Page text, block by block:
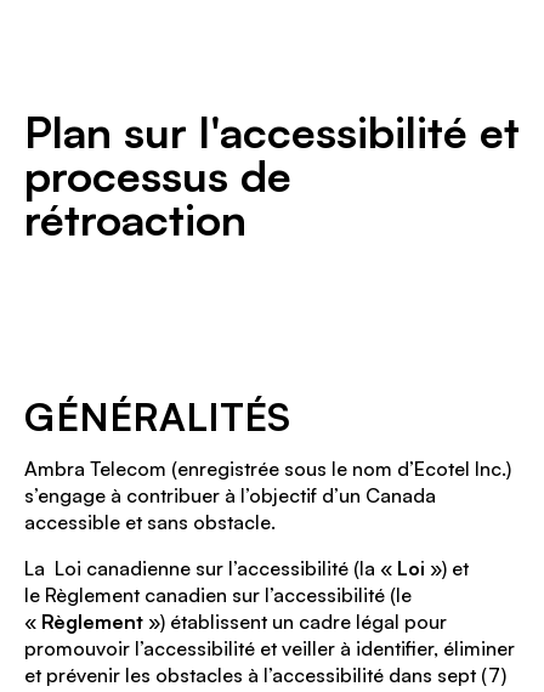
Plan sur l'accessibilité et
processus de
rétroaction
GÉNÉRALITÉS
Ambra Telecom (enregistrée sous le nom d’Ecotel Inc.)
s’engage à contribuer à l’objectif d’un Canada
accessible et sans obstacle.
La Loi canadienne sur l’accessibilité (la « Loi ») et
le Règlement canadien sur l’accessibilité (le
« Règlement ») établissent un cadre légal pour
promouvoir l’accessibilité et veiller à identifier, éliminer
et prévenir les obstacles à l’accessibilité dans sept (7)